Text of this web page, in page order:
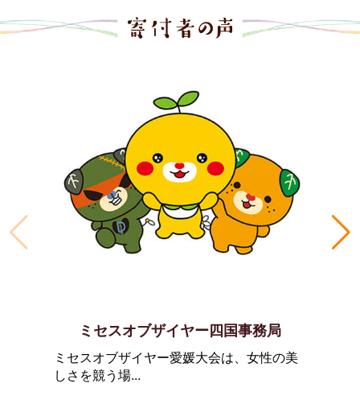
ミセスオブザイヤー四国事務局
ミセスオブザイヤー愛媛大会は、女性の美
しさを競う場...